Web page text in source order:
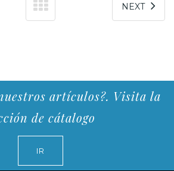
NEXT
artículos?. Visita la
de cátalogo
IR